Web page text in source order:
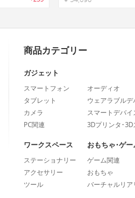
商品カテゴリー
ガジェット
スマートフォン
タブレット
カメラ
PC関連
オーディオ
ウェアラブルデ
スマートデバイ
3Dプリンタ･3D
ワークスペース
ステーショナリー
アクセサリー
ツール
おもちゃ･ゲ
ゲーム関連
おもちゃ
バーチャルリア